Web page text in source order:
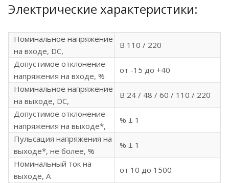
Электрические характеристики:
Номинальное напряжение
на входе, DC,
B 110 / 220
Допустимое отклонение
напряжения на входе, %
от -15 до +40
Номинальное напряжение
на выходе, DC,
В 24 / 48 / 60 / 110 / 220
Допустимое отклонение
напряжения на выходе*,
% ± 1
Пульсация напряжения на
выходе*, не более, %
% ± 1
Номинальный ток на
выходе, А
от 10 до 1500